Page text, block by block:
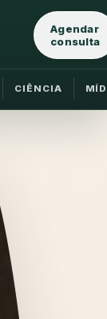
CIÊNCIA
Agendar
consulta